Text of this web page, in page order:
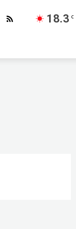
18.3 C